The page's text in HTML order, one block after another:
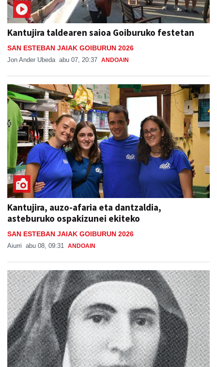
Kantujira taldearen saioa Goiburuko festetan
SAN ESTEBAN JAIAK GOIBURUN 2026
Jon Ander Ubeda abu 07, 20:37 ANDOAIN
Kantujira, auzo-afaria eta dantzaldia,
asteburuko ospakizunei ekiteko
SAN ESTEBAN JAIAK GOIBURUN 2026
Aiurri abu 08, 09:31 ANDOAIN